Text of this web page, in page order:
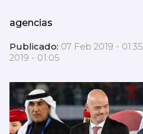
agencias
Publicado: 07 Feb 2019 - 01:35
2019 - 01:05